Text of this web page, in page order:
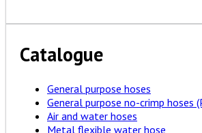
Catalogue
General purpose hoses
General purpose no-crimp hoses
Air and water hoses
Metal flexible water hose